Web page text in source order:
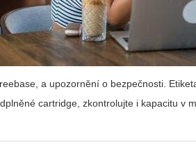
a upozornění o bezpečnosti.
cartridge, zkontrolujte i kapacitu v